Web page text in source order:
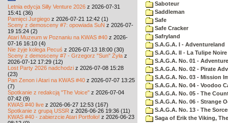
Letnia edycja Silly Venture 2026 z 2026-07-31
15:41 (36)
Pamięci Jurgiego z 2026-07-21 12:42 (1)
Sceny z demosceny #7: opowiada SuN z 2026-07-
19 15:24 (2)
Atari Muzeum w Poznaniu na KWAS #40 z 2026-
07-16 16:10 (4)
Nie żyje kolega Pecuś z 2026-07-13 18:00 (30)
Sceny z demosceny #7 - Grzegorz "Sun" Żyła z
2026-07-12 17:29 (12)
Lost Party 2026 nadchodzi z 2026-07-08 15:28
(23)
Pan Zenon i Atari na KWAS #40 z 2026-07-07 13:25
(7)
Spotkanie z redakcją "The Voice" z 2026-07-04
07:42 (9)
KWAS #40 live z 2026-06-27 12:53 (167)
Spotkanie z grupą USSR z 2026-06-26 19:36 (11)
KWAS #40 - zabierzcie Atari Portfolio! z 2026-06-23
Saboteur
Saddleman
Safe
Safe Cracker
Safryland
S.A.G.A. I - Adventureland
S.A.G.A. II - La Tulipe Noire
S.A.G.A. No. 01 -
S.A.G.A. No. 02 - Pirate
S.A.G.A. No. 03 - Mission
S.A.G.A. No. 04 - Voodoo
S.A.G.A. No. 05 - The
S.A.G.A. No. 06 - Strange
S.A.G.A. No. 13 - The
Saga of Erik the Viking, The